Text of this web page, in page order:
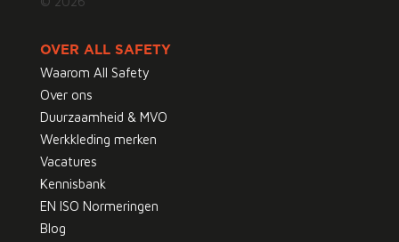
OVER ALL SAFETY
Waarom All Safety
Over ons
Duurzaamheid & MVO
Werkkleding merken
Vacatures
Kennisbank
EN ISO Normeringen
Blog